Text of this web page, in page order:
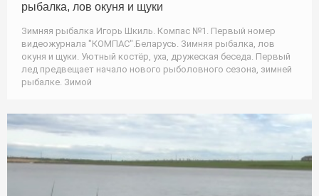
рыбалка, лов окуня и щуки
Зимняя рыбалка Игорь Шкиль. Компас №1. Первый номер
видеожурнала "КОМПАС".Беларусь. Зимняя рыбалка, лов
окуня и щуки. Уютный костёр, уха, дружеская беседа. Первый
лед предвещает начало нового рыболовного сезона, зимней
рыбалке. Зимой